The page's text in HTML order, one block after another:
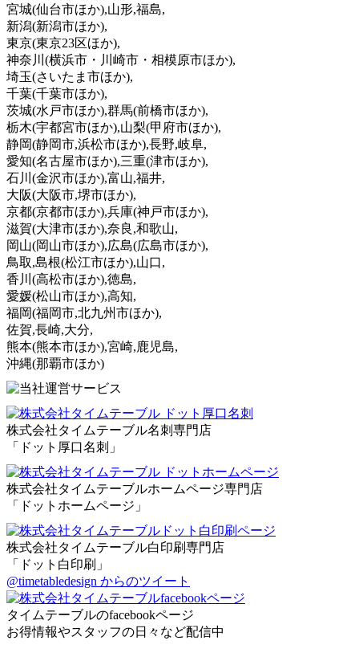
宮城(仙台市ほか),山形,福島,
新潟(新潟市ほか),
東京(東京23区ほか),
神奈川 (横浜市・川崎市・相模原市ほか),
埼玉(さいたま市ほか),
千葉(千葉市ほか),
茨城(水戸市ほか),群馬(前橋市ほか),
栃木(宇都宮市ほか),山梨(甲府市ほか),
静岡(静岡市,浜松市ほか),長野,岐阜,
愛知(名古屋市ほか),三重(津市ほか),
石川 (金沢市ほか),富山,福井,
大阪(大阪市,堺市ほか),
京都(京都市ほか),兵庫(神戸市ほか),
滋賀(大津市ほか),奈良,和歌山,
岡山(岡山市ほか),広島(広島市ほか),
鳥取,島根(松江市ほか),山口,
香川 (高松市ほか),徳島,
愛媛(松山市ほか),高知,
福岡(福岡市,北九州市ほか),
佐賀,長崎,大分,
熊本(熊本市ほか),宮崎,鹿児島,
沖縄(那覇市ほか)
株式会社タイムテーブル名刺専門店
「ドット厚口名刺」
株式会社タイムテーブルホームページ専門店
「ドットホームページ」
株式会社タイムテーブル白印刷専門店
「ドット白印刷」
@timetabledesign からのツイート
タイムテーブルのfacebookページ
お得情報やスタッフの日々など配信中